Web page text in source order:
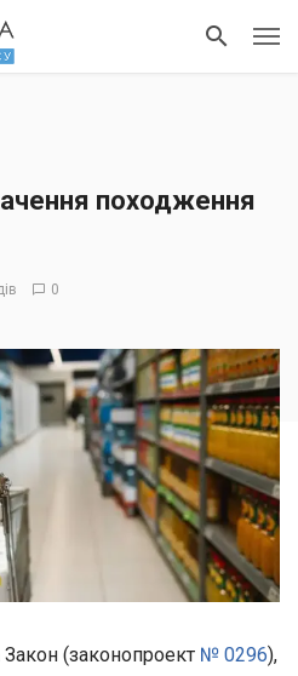
походження
0
(законопроект № 0296),